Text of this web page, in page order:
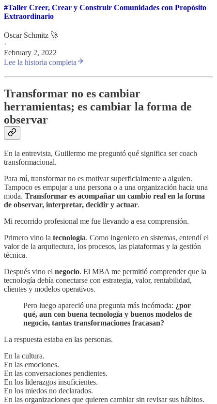
#Taller Creer, Crear y Construir Comunidades con Propósito
Extraordinario
Oscar Schmitz 🚀
·
February 2, 2022
Lee la historia completa
Transformar no es cambiar
herramientas; es cambiar la forma de
observar
En la entrevista, Guillermo me preguntó qué significa ser coach
transformacional.
Para mí, transformar no es motivar superficialmente a alguien.
Tampoco es empujar a una persona o a una organización hacia una
moda. Transformar es acompañar un cambio real en la forma
de observar, interpretar, decidir y actuar.
Mi recorrido profesional me fue llevando a esa comprensión.
Primero vino la tecnología. Como ingeniero en sistemas, entendí el
valor de la arquitectura, los procesos, las plataformas y la gestión
técnica.
Después vino el negocio. El MBA me permitió comprender que la
tecnología debía conectarse con estrategia, valor, rentabilidad,
clientes y modelos operativos.
Pero luego apareció una pregunta más incómoda: ¿por
qué, aun con buena tecnología y buenos modelos de
negocio, tantas transformaciones fracasan?
La respuesta estaba en las personas.
En la cultura.
En las emociones.
En las conversaciones pendientes.
En los liderazgos insuficientes.
En los miedos no declarados.
En las organizaciones que quieren cambiar sin revisar sus hábitos.